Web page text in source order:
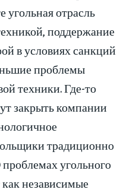
отрасль
поддержание
в условиях санкций
проблемы
техники. Где-то
закрыть компании
традиционно
угольного
независимые